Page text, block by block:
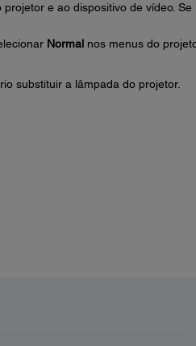
e ao dispositivo de vídeo. Se
Normalnos menus do
substituir a lâmpada do projetor.